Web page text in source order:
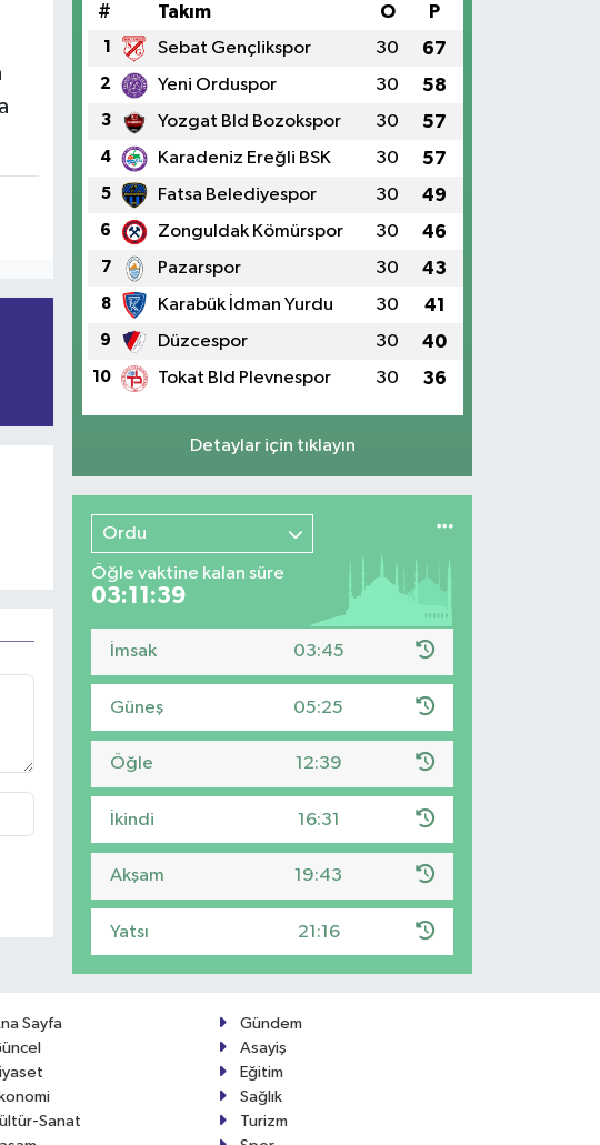
# Takım O P
1 Sebat Gençlikspor 30 67
2 Yeni Orduspor 30 58
3 Yozgat Bld Bozokspor 30 57
4 Karadeniz Ereğli BSK 30 57
5 Fatsa Belediyespor 30 49
6 Zonguldak Kömürspor 30 46
7 Pazarspor 30 43
8 Karabük İdman Yurdu 30 41
9 Düzcespor 30 40
10 Tokat Bld Plevnespor 30 36
Detaylar için tıklayın
Ordu
Öğle vaktine kalan süre
03:11:39
İmsak 03:45
Güneş 05:25
Öğle 12:39
İkindi 16:31
Akşam 19:43
Yatsı 21:16
Sayfa
Gündem
Asayiş
Eğitim
Sağlık
Sanat
Turizm